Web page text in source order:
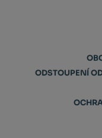
ODSTOUPENÍ